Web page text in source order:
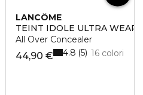
LANCÔME
TEINT IDOLE ULTRA WEAR
All Over Concealer
44,90 € 16 colori
4.8 5